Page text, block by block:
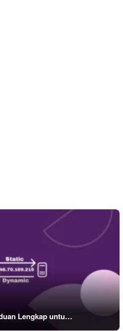
Lengkap untu…